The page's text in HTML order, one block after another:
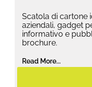
Scatola di cartone
aziendali, gadget
informativo e
brochure.
Read More...